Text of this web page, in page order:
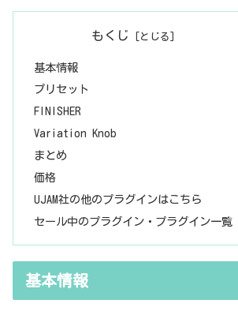
もくじ
基本情報
プリセット
FINISHER
Variation Knob
まとめ
価格
UJAM社の他のプラグインはこちら
セール中のプラグイン・プラグイン一覧
基本情報